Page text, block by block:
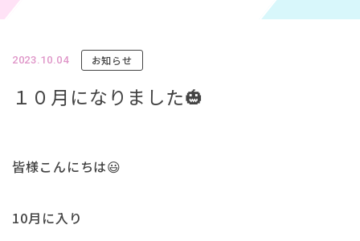
2023.10.04 お知らせ
１０月になりました🎃
皆様こんにちは😃
10月に入り